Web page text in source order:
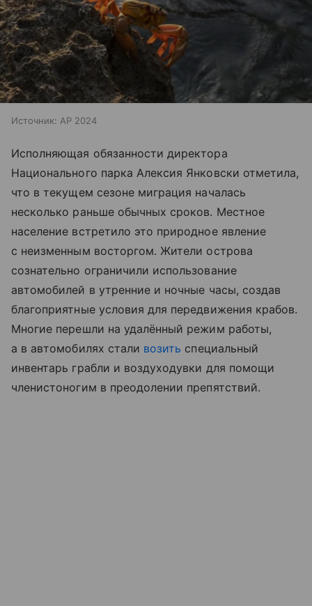
Источник: AP 2024
Исполняющая обязанности директора
Национального парка Алексия Янковски отметила,
что в текущем сезоне миграция началась
несколько раньше обычных сроков. Местное
население встретило это природное явление
с неизменным восторгом. Жители острова
сознательно ограничили использование
автомобилей в утренние и ночные часы, создав
благоприятные условия для передвижения крабов.
Многие перешли на удалённый режим работы,
а в автомобилях стали возить специальный
инвентарь грабли и воздуходувки для помощи
членистоногим в преодолении препятствий.